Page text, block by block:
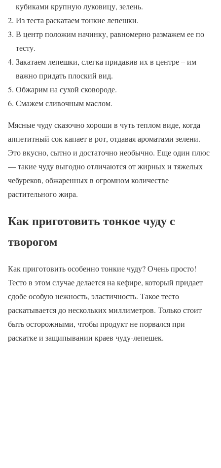
кубиками крупную луковицу, зелень.
Из теста раскатаем тонкие лепешки.
В центр положим начинку, равномерно размажем ее по
тесту.
Закатаем лепешки, слегка придавив их в центре – им
важно придать плоский вид.
Обжарим на сухой сковороде.
Смажем сливочным маслом.
Мясные чуду сказочно хороши в чуть теплом виде, когда
аппетитный сок капает в рот, отдавая ароматами зелени.
Это вкусно, сытно и достаточно необычно. Еще один плюс
— такие чуду выгодно отличаются от жирных и тяжелых
чебуреков, обжаренных в огромном количестве
растительного жира.
Как приготовить тонкое чуду с
творогом
Как приготовить особенно тонкие чуду? Очень просто!
Тесто в этом случае делается на кефире, который придает
сдобе особую нежность, эластичность. Такое тесто
раскатывается до нескольких миллиметров. Только стоит
быть осторожными, чтобы продукт не порвался при
раскатке и защипывании краев чуду-лепешек.